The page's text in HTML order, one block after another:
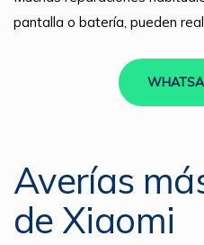
pantalla o batería, pueden
Averías
de Xiaomi